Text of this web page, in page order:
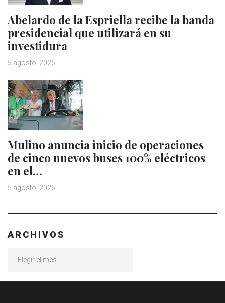
Abelardo de la Espriella recibe la banda
presidencial que utilizará en su
investidura
5 agosto, 2026
Mulino anuncia inicio de operaciones
de cinco nuevos buses 100% eléctricos
en el…
5 agosto, 2026
ARCHIVOS